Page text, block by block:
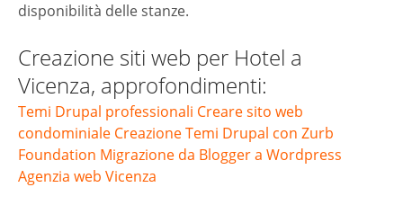
disponibilità delle stanze.
Creazione siti web per Hotel a
Vicenza, approfondimenti:
Temi Drupal professionali Creare sito web
condominiale Creazione Temi Drupal con Zurb
Foundation Migrazione da Blogger a Wordpress
Agenzia web Vicenza